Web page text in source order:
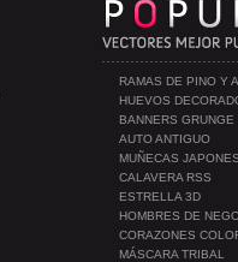
RAMAS DE PINO Y
HUEVOS
BANNERS GRUNGE
AUTO ANTIGUO
MUÑECAS
CALAVERA RSS
ESTRELLA 3D
HOMBRES DE
CORAZONES
MÁSCARA TRIBAL